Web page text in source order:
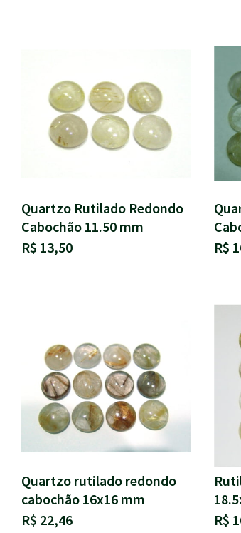
Quartzo Rutilado Redondo
Cabochão 11.50 mm
R$ 13,50
R$
Quartzo rutilado redondo
cabochão 16x16 mm
R$ 22,46
R$